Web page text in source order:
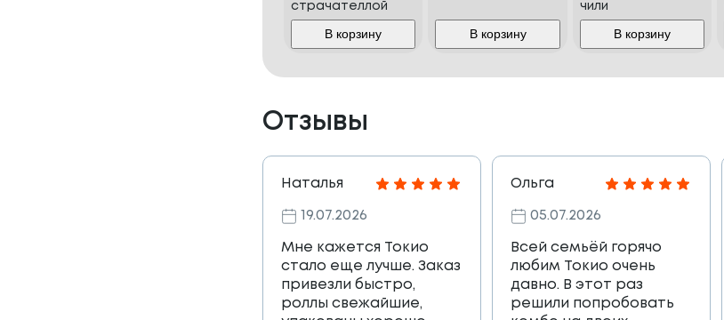
страчателлой
В корзину В корзину
чили
В корзину
Отзывы
Наталья
19.07.2026
Мне кажется Токио
стало еще лучше. Заказ
привезли быстро,
роллы свежайшие,
Ольга
05.07.2026
Всей семьёй горячо
любим Токио очень
давно. В этот раз
решили попробовать